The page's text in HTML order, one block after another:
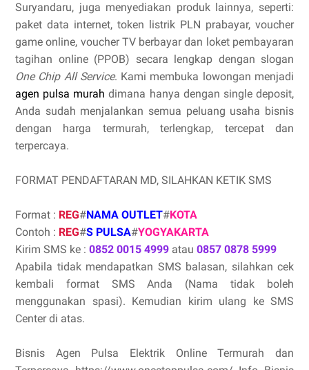
Suryandaru, juga menyediakan produk lainnya, seperti:
paket data internet, token listrik PLN prabayar, voucher
game online, voucher TV berbayar dan loket pembayaran
tagihan online (PPOB) secara lengkap dengan slogan
One Chip All Service. Kami membuka lowongan menjadi
agen pulsa murah dimana hanya dengan single deposit,
Anda sudah menjalankan semua peluang usaha bisnis
dengan harga termurah, terlengkap, tercepat dan
terpercaya.
FORMAT PENDAFTARAN MD, SILAHKAN KETIK SMS
Format : REG#NAMA OUTLET#KOTA
Contoh : REG#S PULSA#YOGYAKARTA
Kirim SMS ke : 0852 0015 4999 atau 0857 0878 5999
Apabila tidak mendapatkan SMS balasan, silahkan cek
kembali format SMS Anda (Nama tidak boleh
menggunakan spasi). Kemudian kirim ulang ke SMS
Center di atas.
Bisnis Agen Pulsa Elektrik Online Termurah dan